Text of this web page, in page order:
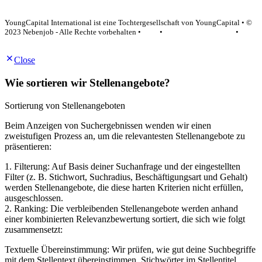
YoungCapital International ist eine Tochtergesellschaft von YoungCapital • ©
2023 Nebenjob - Alle Rechte vorbehalten •
•
•
Close
Wie sortieren wir Stellenangebote?
Sortierung von Stellenangeboten
Beim Anzeigen von Suchergebnissen wenden wir einen
zweistufigen Prozess an, um die relevantesten Stellenangebote zu
präsentieren:
1. Filterung: Auf Basis deiner Suchanfrage und der eingestellten
Filter (z. B. Stichwort, Suchradius, Beschäftigungsart und Gehalt)
werden Stellenangebote, die diese harten Kriterien nicht erfüllen,
ausgeschlossen.
2. Ranking: Die verbleibenden Stellenangebote werden anhand
einer kombinierten Relevanzbewertung sortiert, die sich wie folgt
zusammensetzt:
Textuelle Übereinstimmung: Wir prüfen, wie gut deine Suchbegriffe
mit dem Stellentext übereinstimmen. Stichwörter im Stellentitel